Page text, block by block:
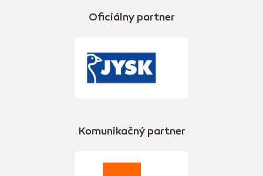
Oficiálny partner
Komunikačný partner